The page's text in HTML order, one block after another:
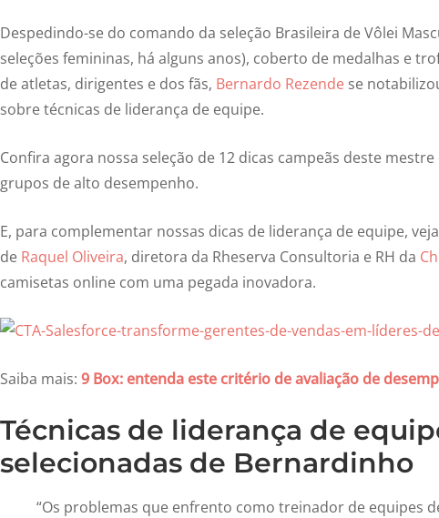
Despedindo-se do comando da seleção Brasileira de Vôlei
seleções femininas, há alguns anos), coberto de medalhas e
de atletas, dirigentes e dos fãs, Bernardo Rezende se
sobre técnicas de liderança de equipe.
Confira agora nossa seleção de 12 dicas campeãs deste
grupos de alto desempenho.
E, para complementar nossas dicas de liderança de equipe,
de Raquel Oliveira, diretora da Rheserva Consultoria e RH da
camisetas online com uma pegada inovadora.
Saiba mais: 9 Box: entenda este critério de avaliação de
Técnicas de liderança de
selecionadas de Bernardinho
“Os problemas que enfrento como treinador de equipes